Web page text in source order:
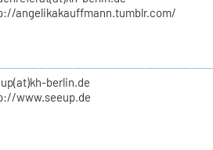
angelikakauffmann.tumblr.com/
berlin.de
www.seeup.de